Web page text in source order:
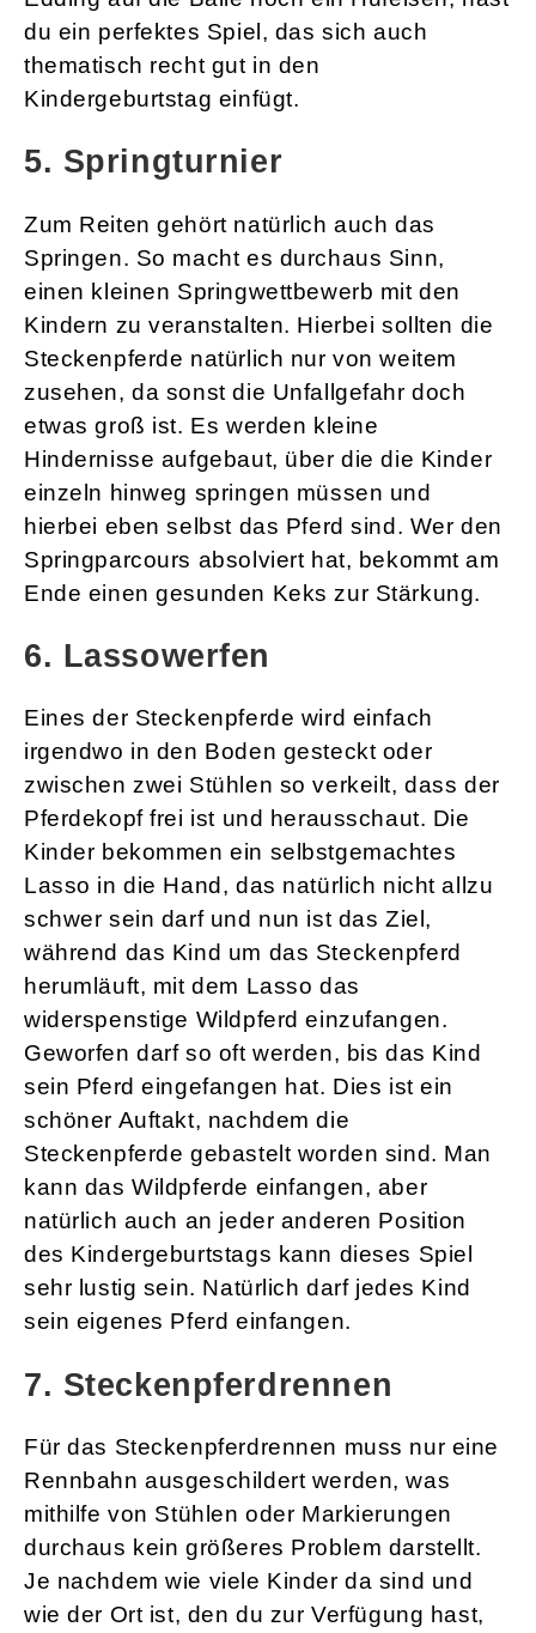
du ein perfektes Spiel, das sich auch
thematisch recht gut in den
Kindergeburtstag einfügt.
5. Springturnier
Zum Reiten gehört natürlich auch das
Springen. So macht es durchaus Sinn,
einen kleinen Springwettbewerb mit den
Kindern zu veranstalten. Hierbei sollten die
Steckenpferde natürlich nur von weitem
zusehen, da sonst die Unfallgefahr doch
etwas groß ist. Es werden kleine
Hindernisse aufgebaut, über die die Kinder
einzeln hinweg springen müssen und
hierbei eben selbst das Pferd sind. Wer den
Springparcours absolviert hat, bekommt am
Ende einen gesunden Keks zur Stärkung.
6. Lassowerfen
Eines der Steckenpferde wird einfach
irgendwo in den Boden gesteckt oder
zwischen zwei Stühlen so verkeilt, dass der
Pferdekopf frei ist und herausschaut. Die
Kinder bekommen ein selbstgemachtes
Lasso in die Hand, das natürlich nicht allzu
schwer sein darf und nun ist das Ziel,
während das Kind um das Steckenpferd
herumläuft, mit dem Lasso das
widerspenstige Wildpferd einzufangen.
Geworfen darf so oft werden, bis das Kind
sein Pferd eingefangen hat. Dies ist ein
schöner Auftakt, nachdem die
Steckenpferde gebastelt worden sind. Man
kann das Wildpferde einfangen, aber
natürlich auch an jeder anderen Position
des Kindergeburtstags kann dieses Spiel
sehr lustig sein. Natürlich darf jedes Kind
sein eigenes Pferd einfangen.
7. Steckenpferdrennen
Für das Steckenpferdrennen muss nur eine
Rennbahn ausgeschildert werden, was
mithilfe von Stühlen oder Markierungen
durchaus kein größeres Problem darstellt.
Je nachdem wie viele Kinder da sind und
wie der Ort ist, den du zur Verfügung hast,